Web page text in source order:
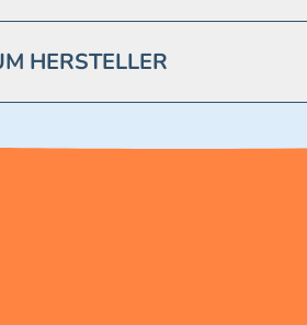
HERSTELLER